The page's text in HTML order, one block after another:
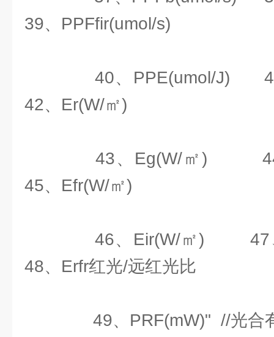
39、PPFfir(umol/s)
40、PPE(umol/J)
42、Er(W/㎡)
43、Eg(W/㎡)
45、Efr(W/㎡)
46、Eir(W/㎡) 47
48、Erfr红光/远红光比
49、PRF(mW)" //光合